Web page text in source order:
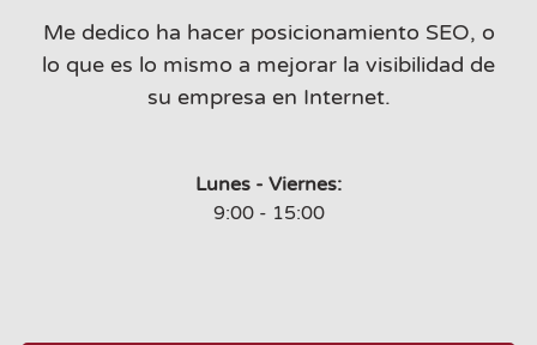
Me dedico ha hacer posicionamiento SEO, o
lo que es lo mismo a mejorar la visibilidad de
su empresa en Internet.
Lunes - Viernes:
9:00 - 15:00